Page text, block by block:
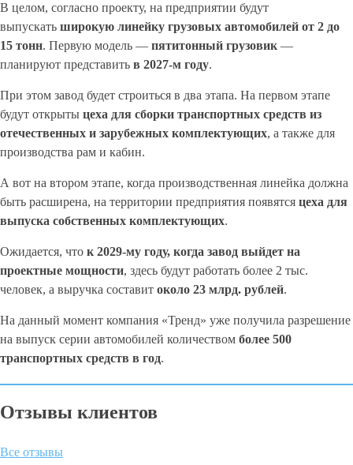
В целом, согласно проекту, на предприятии будут
выпускать широкую линейку грузовых автомобилей от 2 до
15 тонн. Первую модель — пятитонный грузовик —
планируют представить в 2027-м году.
При этом завод будет строиться в два этапа. На первом этапе
будут открыты цеха для сборки транспортных средств из
отечественных и зарубежных комплектующих, а также для
производства рам и кабин.
А вот на втором этапе, когда производственная линейка должна
быть расширена, на территории предприятия появятся цеха для
выпуска собственных комплектующих.
Ожидается, что к 2029-му году, когда завод выйдет на
проектные мощности, здесь будут работать более 2 тыс.
человек, а выручка составит около 23 млрд. рублей.
На данный момент компания «Тренд» уже получила разрешение
на выпуск серии автомобилей количеством более 500
транспортных средств в год.
Отзывы клиентов
Все отзывы